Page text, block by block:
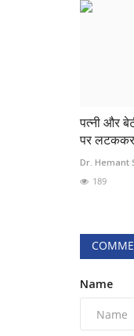
पत्नी और
पर लटककर
Dr. Hemant
189
Name
पर म्यूजिक कंपनी